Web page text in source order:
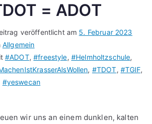
= ADOT
veröffentlicht am 5. Februar 2023
Allgemein
#ADOT,#freestyle, #Helmholtzschule,
, #TDOT, #TGIF,
#yeswecan
wir uns an einem dunklen, kalten